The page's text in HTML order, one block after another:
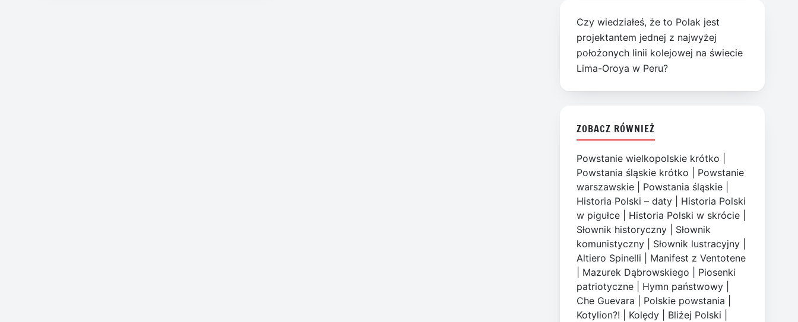
Czy wiedziałeś, że to Polak jest
projektantem jednej z najwyżej
położonych linii kolejowej na świecie
Lima-Oroya w Peru?
ZOBACZ RÓWNIEŻ
Powstanie wielkopolskie krótko
Powstania śląskie krótko
Powstanie
warszawskie
Powstania śląskie
Historia Polski – daty
Historia Polski
w pigułce
Historia Polski w skrócie
Słownik historyczny
Słownik
komunistyczny
Słownik lustracyjny
Altiero Spinelli
Manifest z Ventotene
Mazurek Dąbrowskiego
Piosenki
patriotyczne
Hymn państwowy
Che Guevara
Polskie powstania
Kotylion?!
Kolędy Bliżej Polski